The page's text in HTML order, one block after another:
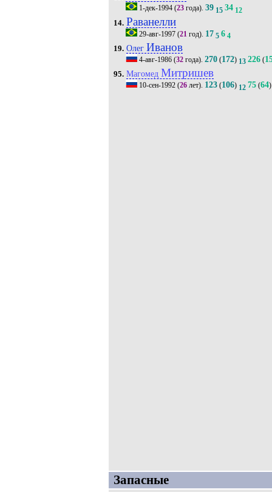
1-дек-1994(23года). 39 15 34 12
14. Раванелли
29-авг-1997(21 год). 17 5 6 4
19. Олег Иванов
4-авг-1986(32года). 270(172) 13 226(
95. Магомед Митришев
10-сен-1992(26лет). 123(106) 12 75(64)
Запасные